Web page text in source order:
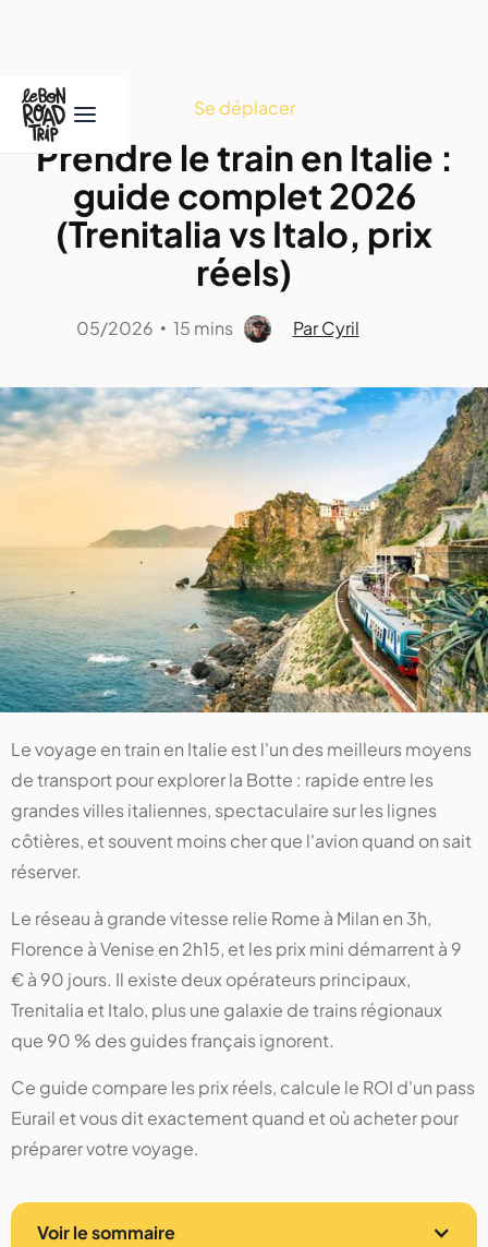
Se déplacer
Prendre le train en Italie :
guide complet 2026
(Trenitalia vs Italo, prix
réels)
05/2026 • 15 mins Par Cyril
Le voyage en train en Italie est l'un des meilleurs moyens
de transport pour explorer la Botte : rapide entre les
grandes villes italiennes, spectaculaire sur les lignes
côtières, et souvent moins cher que l'avion quand on sait
réserver.
Le réseau à grande vitesse relie Rome à Milan en 3h,
Florence à Venise en 2h15, et les prix mini démarrent à 9
€ à 90 jours. Il existe deux opérateurs principaux,
Trenitalia et Italo, plus une galaxie de trains régionaux
que 90 % des guides français ignorent.
Ce guide compare les prix réels, calcule le ROI d'un pass
Eurail et vous dit exactement quand et où acheter pour
préparer votre voyage.
Voir le sommaire